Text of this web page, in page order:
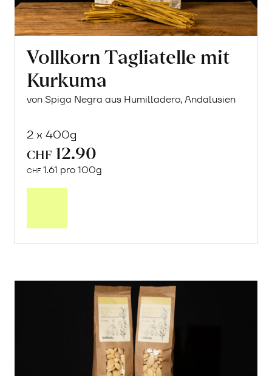
Vollkorn Tagliatelle mit
Kurkuma
von Spiga Negra aus Humilladero, Andalusien
2 x 400g
CHF 12.90
CHF 1.61 pro 100g